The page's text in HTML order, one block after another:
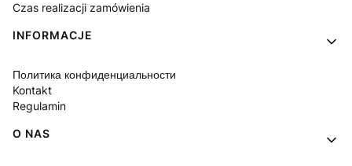
Czas realizacji zamówienia
INFORMACJE
Политика конфиденциальности
Kontakt
Regulamin
O NAS